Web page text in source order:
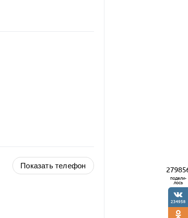
Показать телефон
подели-
лось
234958